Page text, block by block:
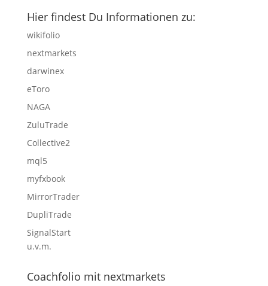
Hier findest Du Informationen zu:
wikifolio
nextmarkets
darwinex
eToro
NAGA
ZuluTrade
Collective2
mql5
myfxbook
MirrorTrader
DupliTrade
SignalStart
u.v.m.
Coachfolio mit nextmarkets